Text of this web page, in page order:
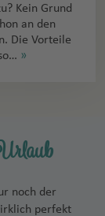
Kein Grund
an den
Die Vorteile
»
noch der
perfekt